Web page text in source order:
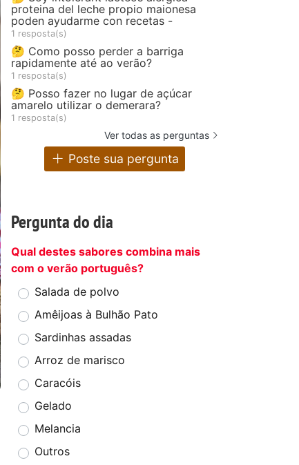
proteina del leche propio maionesa
poden ayudarme con recetas -
1 resposta(s)
🤔 Como posso perder a barriga
rapidamente até ao verão?
1 resposta(s)
🤔 Posso fazer no lugar de açúcar
amarelo utilizar o demerara?
1 resposta(s)
Ver todas as perguntas
Poste sua pergunta
Pergunta do dia
Qual destes sabores combina mais
com o verão português?
Salada de polvo
Amêijoas à Bulhão Pato
Sardinhas assadas
Arroz de marisco
Caracóis
Gelado
Melancia
Outros